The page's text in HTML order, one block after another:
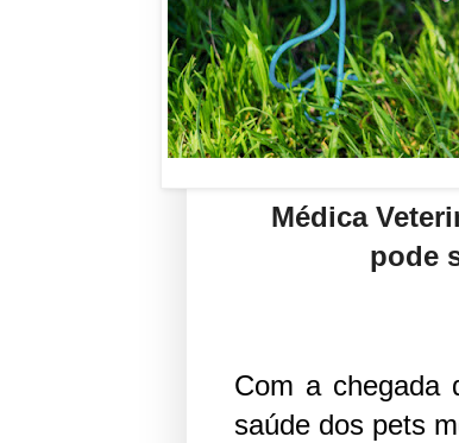
Médica
pode
Com a chegada
saúde dos pets